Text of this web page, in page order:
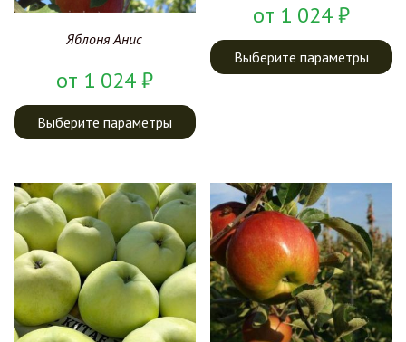
Яблоня Анис
от 1 024₽
Выберите параметры
от 1 024₽
Выберите параметры